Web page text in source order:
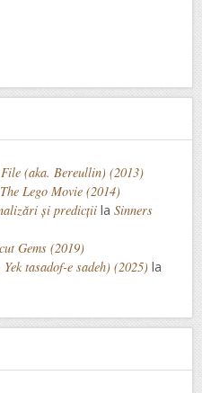
(aka. Bereullin) (2013)
The Lego Movie (2014)
și predicții la Sinners
Gems (2019)
tasadof-e sadeh) (2025) la